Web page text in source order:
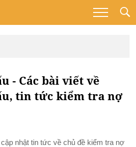
- Các bài viết về
tin tức kiểm tra nợ
nhật tin tức về chủ đề kiểm tra nợ